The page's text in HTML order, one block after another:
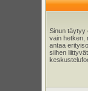
Sinun täytyy
vain hetken,
antaa
siihen